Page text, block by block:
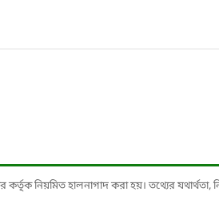
নিয়মিত হালনাগাদ করা হয়। তথ্যের যথার্থতা,